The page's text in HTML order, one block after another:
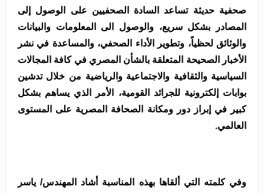
صحفية حديثة تساعد السادة الصحفيين على الوصول إلى
المصادر بشكل سريع، والوصول الى المعلومات والبيانات
والوثائق لحظياً، وتطوير الأداء الصحفي، والمساعدة في نشر
الأخبار الصحيحة المتعلقة بالشأن المصري في كافة المجالات
السياسية والثقافية والاجتماعية والرياضية من خلال تدشين
بوابات إلكترونية للجرائد القومية، الأمر الذي يساهم بشكل
كبير في إبراز دور ومكانة الصحافة المصرية على المستوى
العالمي.
وفي كلمته التي ألقاها بهذه المناسبة أشاد المهندس/ ياسر